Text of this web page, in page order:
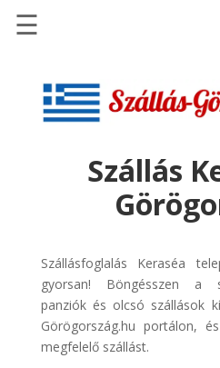
Szállások
Repülőjegy
pénzvisszatérítéssel
Discover
Cars
Transzfer
☰
Szállás
Szállásfoglalás Keraséa
gyorsan! Böngésszen a
panziók és olcsó szállások
Görögország.hu portálon,
megfelelő szállást.